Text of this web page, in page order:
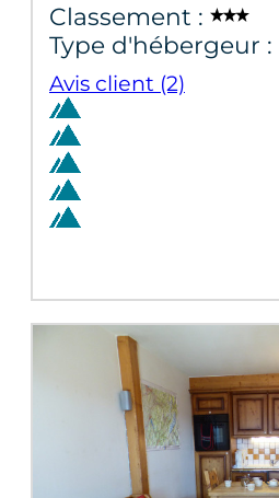
Classement :
Type d'hébergeur :
Avis client (2)